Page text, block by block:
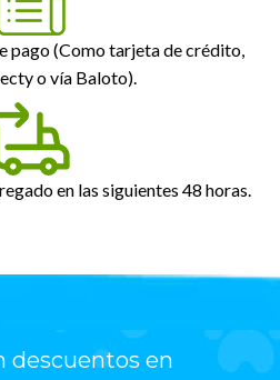
pago (Como tarjeta de crédito,
o vía Baloto).
en las siguientes 48 horas.
descuentos en